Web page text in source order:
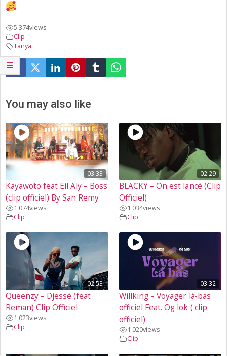
5 374views
Clip
Tanya
You may also like
03:33
Kayawoto feat Eil Aly – Boss
(clip officiel) By San Remy
1 074views
Clip
02:29
BLACKY – On est lancé (Clip
Officiel)
1 034views
Clip
02:53
Queenzy – Djessé (feat
Reman) Clip Officiel
1 023views
Clip
03:32
Willking – Voyager là-bas
officiel Feat. Og lok ( clip
officiel)
1 020views
Clip